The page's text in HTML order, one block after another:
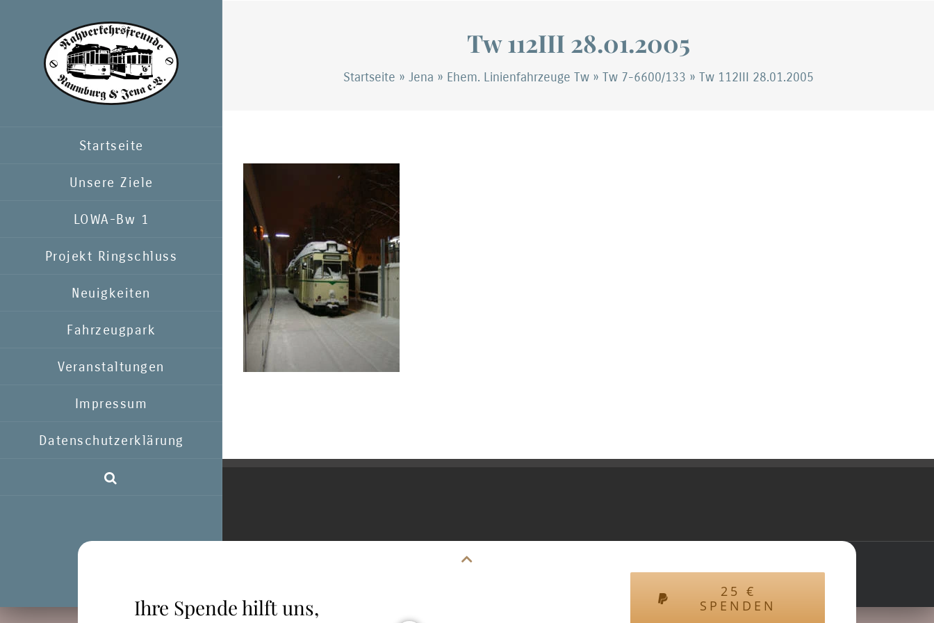
springen
Startseite
Unsere Ziele
LOWA-Bw 1
Projekt Ringschluss
Neuigkeiten
Fahrzeugpark
Veranstaltungen
Impressum
Datenschutzerklärung
Ihre Spende hilft uns,
25 €
SPENDEN
Tw 112III 28.01.2005
Startseite » Jena » Ehem. Linienfahrzeuge Tw» Tw 7-6600/133 » Tw 112III 28.01.2005